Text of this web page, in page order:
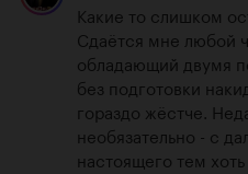
Какие то слишком
Сдаётся мне любой
обладающий двумя
без подготовки
гораздо жёстче.
необязательно - с
настоящего тем